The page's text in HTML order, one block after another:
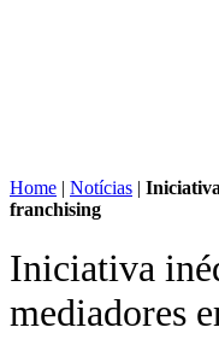
Home | Notícias |
franchising
Iniciativa
mediadores